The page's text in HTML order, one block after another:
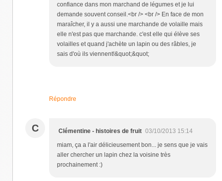
confiance dans mon marchand de légumes et je lui
demande souvent conseil.<br /> <br /> En face de mon
maraîcher, il y a aussi une marchande de volaille mais
elle n'est pas que marchande. c'est elle qui élève ses
volailles et quand j'achète un lapin ou des râbles, je
sais d'où ils viennent!&quot;&quot;
Répondre
C Clémentine - histoires de fruit 03/10/2013 15:14
miam, ça a l'air délicieusement bon... je sens que je vais
aller chercher un lapin chez la voisine très
prochainement :)